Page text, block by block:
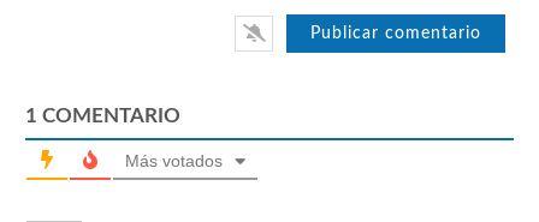
1 COMENTARIO
Más votados